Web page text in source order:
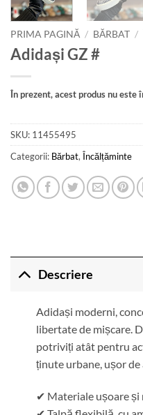
PRIMA PAGINĂ / BĂRBAT /
Adidași GZ #
În prezent, acest produs nu
SKU: 11455495
Categorii: Bărbat, Încălțăminte
Descriere
Adidași moderni,
libertate de mișcare.
potriviți atât pentru
ținute urbane, ușor
✔ Materiale ușoare și